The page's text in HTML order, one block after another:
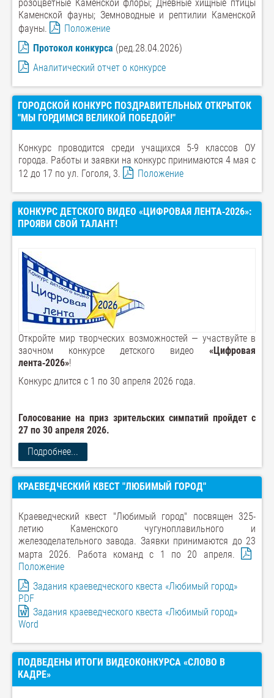
розоцветные Каменской флоры; Дневные хищные птицы
Каменской фауны; Земноводные и рептилии Каменской
фауны.
Положение
Протокол конкурса (ред.28.04.2026)
Аналитический отчет о конкурсе
ГОРОДСКОЙ КОНКУРС ПОЗДРАВИТЕЛЬНЫХ ОТКРЫТОК
"МЫ ГОРДИМСЯ ВЕЛИКОЙ ПОБЕДОЙ!"
Конкурс проводится среди учащихся 5-9 классов ОУ
города. Работы и заявки на конкурс принимаются 4 мая с
12 до 17 по ул. Гоголя, 3.
Положение
КОНКУРС ДЕТСКОГО ВИДЕО «ЦИФРОВАЯ ЛЕНТА‑2026»:
ПРОЯВИ СВОЙ ТАЛАНТ!
Откройте мир творческих возможностей — участвуйте в
заочном конкурсе детского видео «Цифровая
лента‑2026»!
Конкурс длится с 1 по 30 апреля 2026 года.
Голосование на приз зрительских симпатий пройдет с
27 по 30 апреля 2026.
Подробнее...
КРАЕВЕДЧЕСКИЙ КВЕСТ "ЛЮБИМЫЙ ГОРОД"
Краеведческий квест "Любимый город" посвящен 325-
летию Каменского чугуноплавильного и
железоделательного завода. Заявки принимаются до 23
марта 2026. Работа команд с 1 по 20 апреля.
Положение
Задания краеведческого квеста «Любимый город»
PDF
Задания краеведческого квеста «Любимый город»
Word
ПОДВЕДЕНЫ ИТОГИ ВИДЕОКОНКУРСА «СЛОВО В
КАДРЕ»